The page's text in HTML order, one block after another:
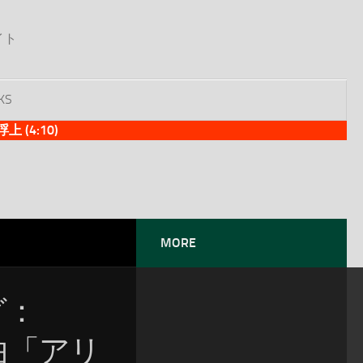
上 (4:10)
「アリ
MORE